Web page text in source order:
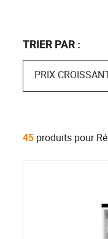
TRIER PAR :
PRIX
45 produits pour